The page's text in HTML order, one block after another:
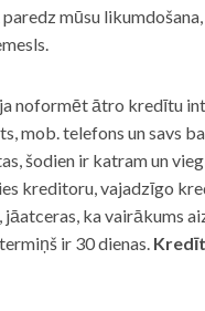
mūsu likumdošana,
noformēt ātro kredītu
mob. telefons un savs
šodien ir katram un
kreditoru, vajadzīgo
jāatceras, ka vairākums
ir 30 dienas.